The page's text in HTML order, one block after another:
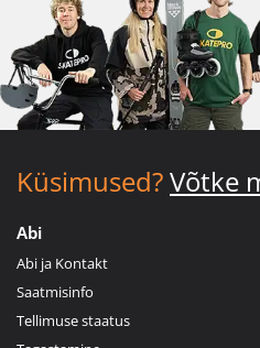
Küsimused?Võtke
Abi
Abi ja Kontakt
Saatmisinfo
Tellimuse staatus